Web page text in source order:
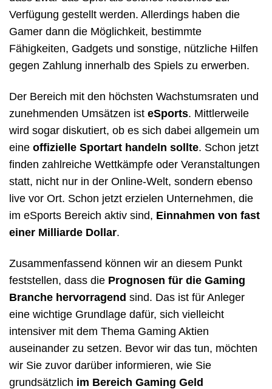
Verfügung gestellt werden. Allerdings haben die
Gamer dann die Möglichkeit, bestimmte
Fähigkeiten, Gadgets und sonstige, nützliche Hilfen
gegen Zahlung innerhalb des Spiels zu erwerben.
Der Bereich mit den höchsten Wachstumsraten und
zunehmenden Umsätzen ist eSports. Mittlerweile
wird sogar diskutiert, ob es sich dabei allgemein um
eine offizielle Sportart handeln sollte. Schon jetzt
finden zahlreiche Wettkämpfe oder Veranstaltungen
statt, nicht nur in der Online-Welt, sondern ebenso
live vor Ort. Schon jetzt erzielen Unternehmen, die
im eSports Bereich aktiv sind, Einnahmen von fast
einer Milliarde Dollar.
Zusammenfassend können wir an diesem Punkt
feststellen, dass die Prognosen für die Gaming
Branche hervorragend sind. Das ist für Anleger
eine wichtige Grundlage dafür, sich vielleicht
intensiver mit dem Thema Gaming Aktien
auseinander zu setzen. Bevor wir das tun, möchten
wir Sie zuvor darüber informieren, wie Sie
grundsätzlich im Bereich Gaming Geld